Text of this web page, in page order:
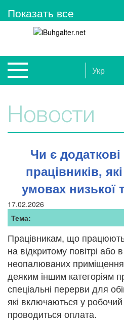
Показать все
Укр
Новости
Чи є додаткові
працівників,
умовах низької
17.02.2026
Тема:
Працівникам, що
на відкритому повітрі або
неопалюваних
деяким іншим категоріям
спеціальні перерви для
які включаються у робочий
проводиться оплата.